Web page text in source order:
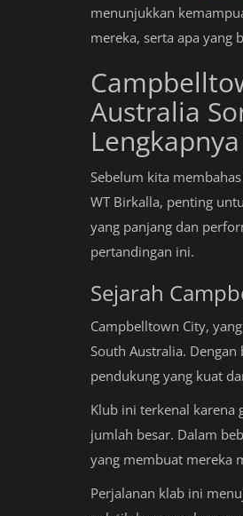
menunjukkan
mereka, serta apa yang
Australia
Sebelum kita
WT Birkalla, penting
yang panjang dan
pertandingan ini.
Sejarah
Campbelltown City,
South Australia.
pendukung yang kuat
Klub ini terkenal karena
jumlah besar. Dalam
yang membuat mereka
Perjalanan klab ini